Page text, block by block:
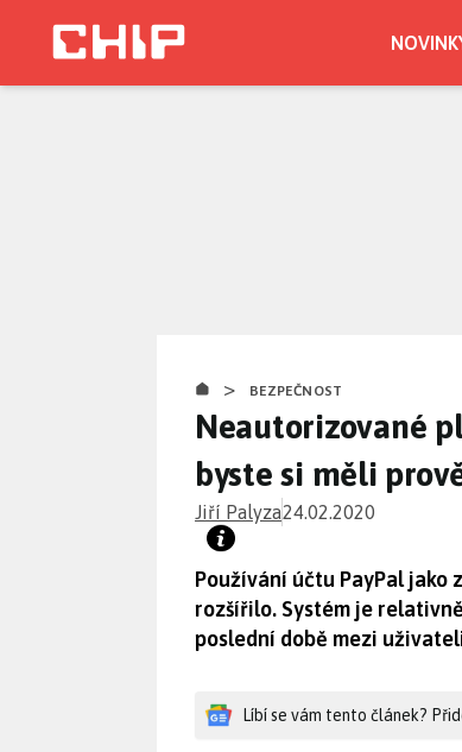
> BEZPEČNOST
Neautorizované
byste si měli
Jiří Palyza24.02.2020
Používání účtu PayPal jako
rozšířilo. Systém je
poslední době mezi
Líbí se vám tento článek?